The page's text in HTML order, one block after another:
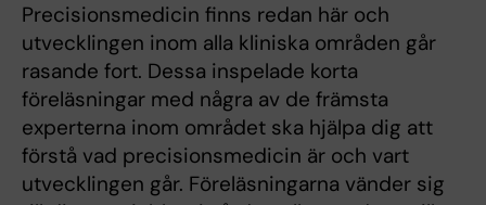
Precisionsmedicin finns redan här och
utvecklingen inom alla kliniska områden går
rasande fort. Dessa inspelade korta
föreläsningar med några av de främsta
experterna inom området ska hjälpa dig att
förstå vad precisionsmedicin är och vart
utvecklingen går. Föreläsningarna vänder sig